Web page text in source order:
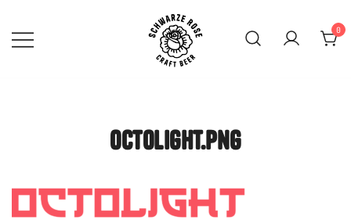
content
0
octolight.png